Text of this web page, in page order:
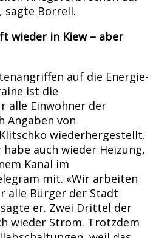
sagte Borrell.
wieder in Kiew – aber
auf die Energie-
ist die
alle Einwohner der
Angaben von
wiederhergestellt.
auch wieder Heizung,
Kanal im
mit. «Wir arbeiten
alle Bürger der Stadt
er. Zwei Drittel der
wieder Strom. Trotzdem